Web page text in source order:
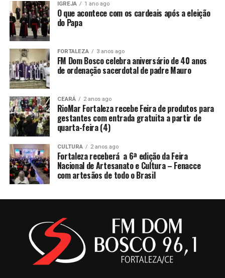
IGREJA 1 ano ago
O que acontece com os cardeais após a eleição
do Papa
FORTALEZA 3 anos ago
FM Dom Bosco celebra aniversário de 40 anos
de ordenação sacerdotal de padre Mauro
CEARÁ 2 anos ago
RioMar Fortaleza recebe Feira de produtos para
gestantes com entrada gratuita a partir de
quarta-feira (4)
CULTURA 2 anos ago
Fortaleza receberá a 6ª edição da Feira
Nacional de Artesanato e Cultura – Fenacce
com artesãos de todo o Brasil